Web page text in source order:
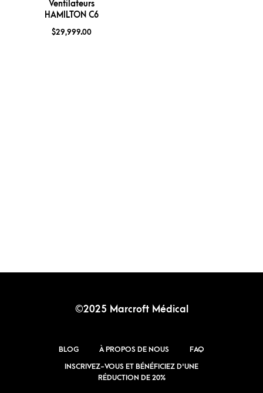
Ventilateurs
HAMILTON C6
$29,999.00
©2025 Marcroft Médical
BLOG À PROPOS DE NOUS FAQ
INSCRIVEZ-VOUS ET BÉNÉFICIEZ D'UNE
RÉDUCTION DE 20%